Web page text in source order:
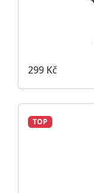
299 Kč
TOP